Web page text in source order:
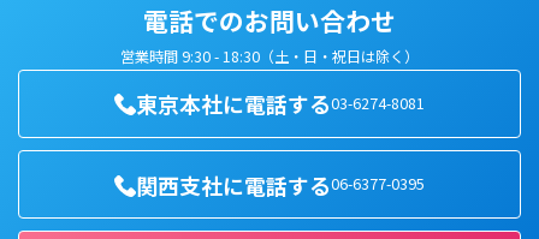
電話でのお問い合わせ
営業時間 9:30 - 18:30（土・日・祝日は除く）
東京本社に電話する03-6274-8081
関西支社に電話する06-6377-0395